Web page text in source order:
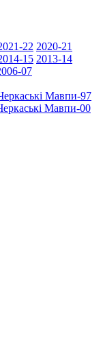
22 2020-21
15 2013-14
07
Мавпи-97
Мавпи-00